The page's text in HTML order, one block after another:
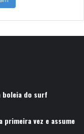
boleia do surf
primeira vez e assume